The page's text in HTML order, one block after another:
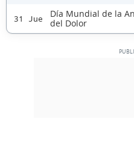
31 Jue
Día Mundial de la
del Dolor